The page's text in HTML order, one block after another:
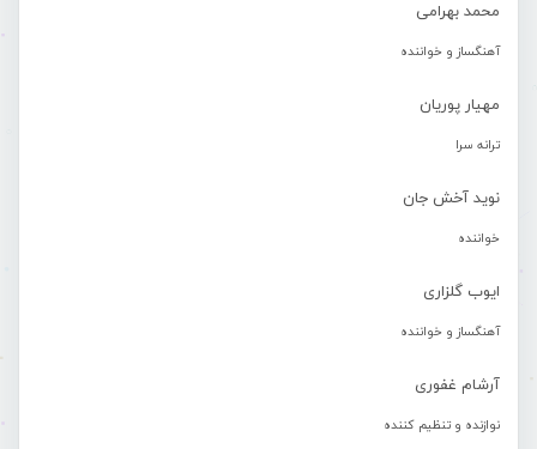
محمد بهرامی
آهنگساز و خواننده
مهیار پوریان
ترانه سرا
نوید آخش جان
خواننده
ایوب گلزاری
آهنگساز و خواننده
آرشام غفوری
نوازنده و تنظیم کننده